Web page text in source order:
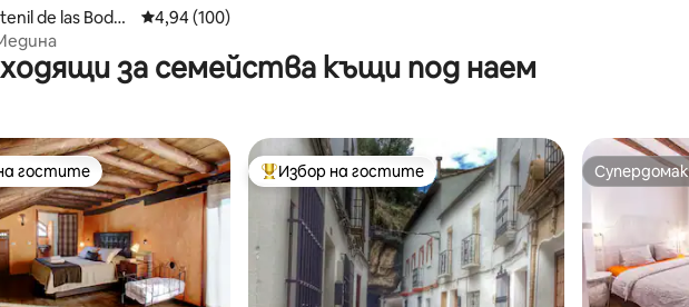
de las Bode
Средна оценка: 4,94 от 5, 100 отзива
4,94 (100)
за семейства къщи под наем
избор на гостите
гостите Най-популярен избор на гостите
Избор на гостите